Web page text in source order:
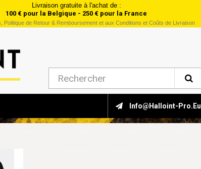
Livraison gratuite à l'achat de :
100 € pour la Belgique - 250 € pour la France
de Retour & Remboursement et aux Conditions et Coûts de Livraison
Info@halloint-Pro.eu